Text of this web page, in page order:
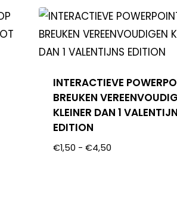
INTERACTIEVE
BREUKEN
KLEINER DAN 1
EDITION
€1,50 - €4,50